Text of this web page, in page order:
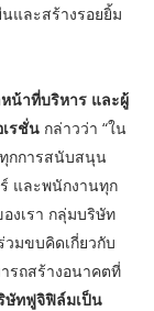
และสร้างรอยยิ้ม
น้าที่บริหาร และผู้
รชั่นกล่าวว่า “ใน
กการสนับสนุน
และพนักงานทุก
งเรา กลุ่มบริษัท
มขบคิดเกี่ยวกับ
รถสร้างอนาคตที่
ษัทฟูจิฟิล์มเป็น